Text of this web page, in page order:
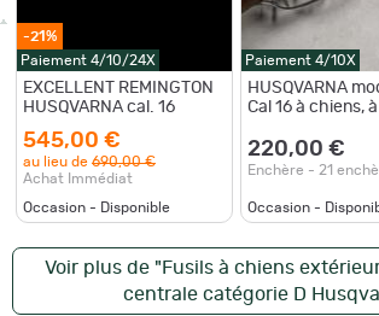
-21%
Paiement 4/10/24X
EXCELLENT REMINGTON
HUSQVARNA cal. 16
545,00 €
au lieu de 690,00 €
Achat Immédiat
Occasion - Disponible
Paiement 4/10X
HUSQVARNA
Cal 16 à chiens,
220,00 €
Enchère - 21
Occasion -
Voir plus de "Fusils à chiens
centrale catégorie D